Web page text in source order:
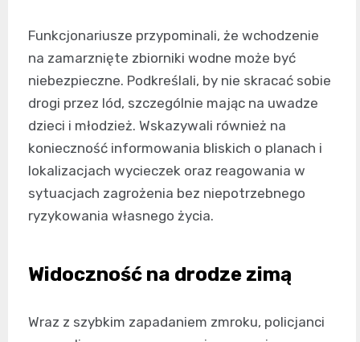
Funkcjonariusze przypominali, że wchodzenie
na zamarznięte zbiorniki wodne może być
niebezpieczne. Podkreślali, by nie skracać sobie
drogi przez lód, szczególnie mając na uwadze
dzieci i młodzież. Wskazywali również na
konieczność informowania bliskich o planach i
lokalizacjach wycieczek oraz reagowania w
sytuacjach zagrożenia bez niepotrzebnego
ryzykowania własnego życia.
Widoczność na drodze zimą
Wraz z szybkim zapadaniem zmroku, policjanci